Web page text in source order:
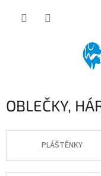
OBLEČKY,
PLÁŠTĚNKY